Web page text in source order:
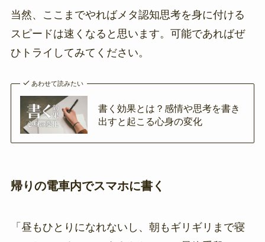
当然、ここまでやればメタ認知思考を身に付ける
スピードは速くなると思います。可能であればぜ
ひトライしてみてください。
あわせて読みたい
書く効果とは？感情や思考を書き
出すと起こる心身の変化
帰りの電車内でスマホに書く
「昼もひとりになれないし、朝もギリギリまで寝